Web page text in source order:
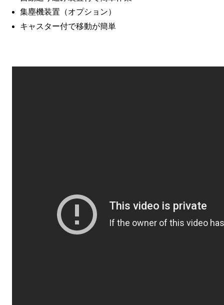
集塵機装置（オプション）
キャスター付で移動が簡単